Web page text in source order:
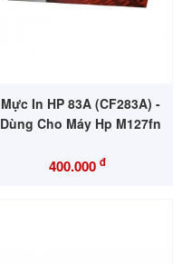
Mực In HP 83A (CF283A) -
Dùng Cho Máy Hp M127fn
400.000 đ